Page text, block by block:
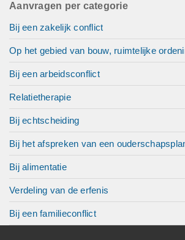
Aanvragen per categorie
Bij een zakelijk conflict
Op het gebied van bouw, ruimtelijke
Bij een arbeidsconflict
Relatietherapie
Bij echtscheiding
Bij het afspreken van een
Bij alimentatie
Verdeling van de erfenis
Bij een familieconflict